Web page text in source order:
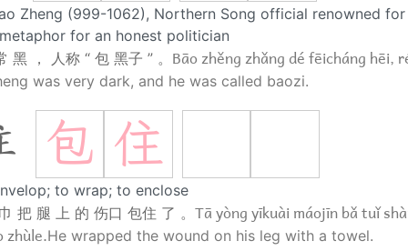
Zheng (999-1062), Northern Song official renowned
for an honest politician
黑 ， 人称 “ 包 黑子 ” 。 Bāo zhěng zhǎng dé fēicháng hēi,
was very dark, and he was called baozi.
包 住
to wrap; to enclose
把 腿 上 的 伤口 包住 了 。 Tā yòng yīkuài máojīn bǎ tuǐ
zhùle.He wrapped the wound on his leg with a towel.